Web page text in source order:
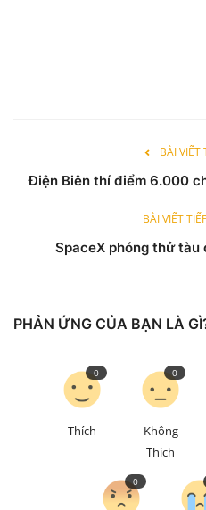
BÀI VIẾT
Điện Biên thí điểm 6.000
BÀI VIẾT
SpaceX phóng thử tàu
PHẢN ỨNG CỦA BẠN LÀ
Thích
0
Không
Thích
0
0